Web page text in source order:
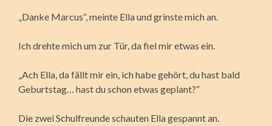
„Danke Marcus“, meinte Ella und grinste mich an.
Ich drehte mich um zur Tür, da fiel mir etwas ein.
„Ach Ella, da fällt mir ein, ich habe gehört, du hast bald
Geburtstag… hast du schon etwas geplant?“
Die zwei Schulfreunde schauten Ella gespannt an.